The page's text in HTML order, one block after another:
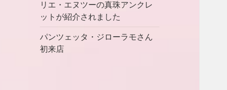
リエ・エヌツーの真珠アンクレ
ットが紹介されました
パンツェッタ・ジローラモさん
初来店